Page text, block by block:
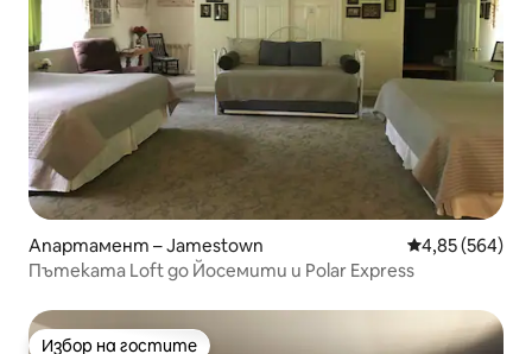
Апартамент – Jamestown Средна
4,85 (564)
Пътеката Loft до Йосемити и Polar Express
Избор на гостите